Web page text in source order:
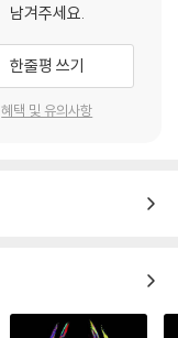
남겨주세요.
한줄평 쓰기
혜택 및 유의사항